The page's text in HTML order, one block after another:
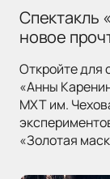
Спектакль
новое
Откройте для
«Анны
МХТ им.
«Золотая